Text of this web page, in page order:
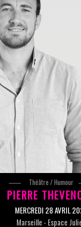
Théâtre / Humour
PIERRE
MERCREDI 28 AVRIL
Marseille - Espace